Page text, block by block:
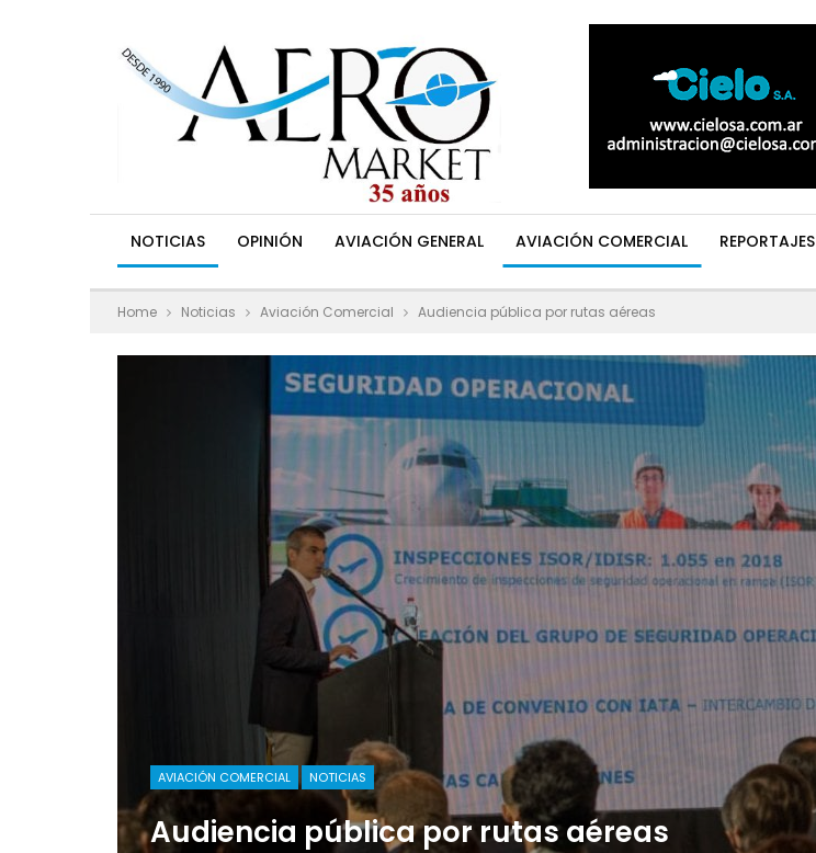
NOTICIAS OPINIÓN AVIACIÓN GENERAL AVIACIÓN COMERCIAL REPORTAJES
Home Noticias Aviación Comercial Audiencia pública por rutas aéreas
AVIACIÓN COMERCIAL NOTICIAS
Audiencia pública por rutas aéreas